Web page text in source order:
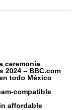
ceremonia
2024 – BBC.com
todo México
compatible
affordable